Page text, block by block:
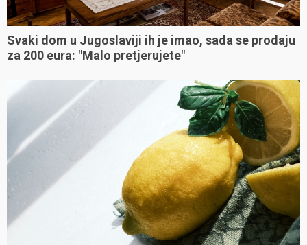
Svaki dom u Jugoslaviji ih je imao, sada se prodaju
za 200 eura: "Malo pretjerujete"